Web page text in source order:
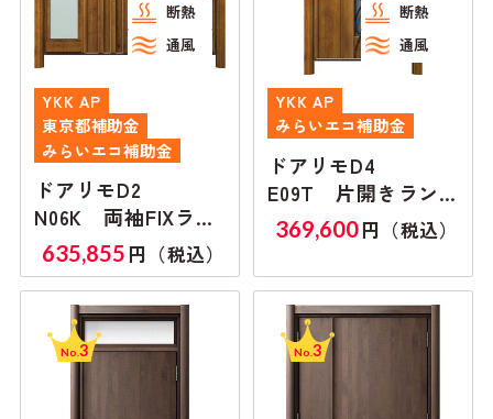
断熱
通風
YKK AP
東京都補助金
みらいエコ補助金
ドアリモD2
N06K 両袖FIXラン
マ付き
635,855 円（税込）
断熱
通風
YKK AP
みらいエコ補助金
ドアリモD4
E09T 片開きラン
マ無し
369,600円（税込）
No. 3 No. 3